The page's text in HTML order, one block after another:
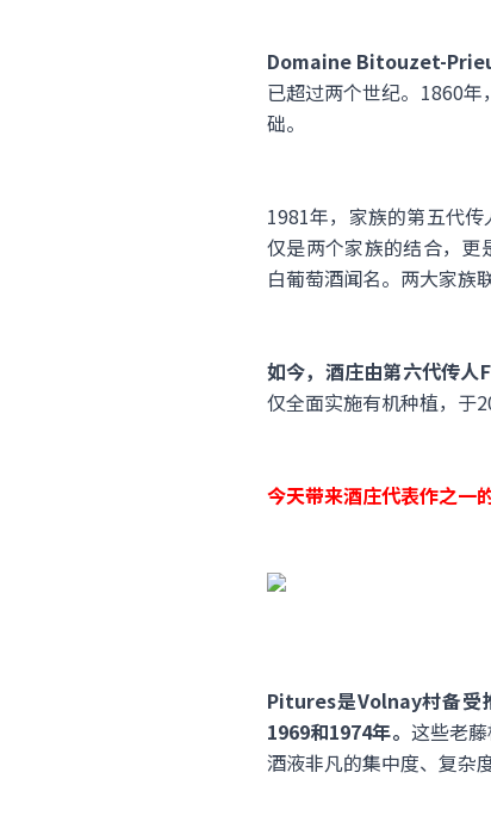
Domaine Bitouzet-
已超过两个世纪。1860
础。
1981年，家族的第五代
仅是两个家族的结合，
白葡萄酒闻名。两大家族
如今，酒庄由第六代传
仅全面实施有机种植，于
今天带来酒庄代表作之一
Pitures是Volnay村备受
1969和1974年。 这些老
酒液非凡的集中度、复杂